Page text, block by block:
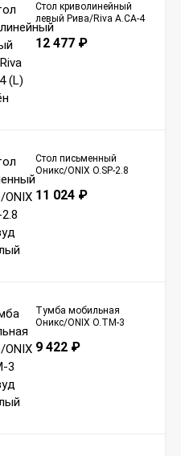
Стол криволинейный
левый Рива/Riva А.СА-4
(L) Клён
12 477 ₽
Стол письменный
Оникс/ONIX O.SP-2.8
11 024 ₽
Тумба мобильная
Оникс/ONIX O.TM-3
9 422 ₽